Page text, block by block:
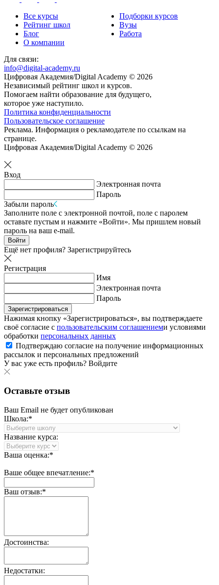
Все курсы
Подборки курсов
Рейтинг школ
Вузы
Блог
Работа
О компании
Для связи:
info@digital-academy.ru
Цифровая Академия/Digital Academy © 2026
Независимый рейтинг школ и курсов.
Помогаем найти образование для будущего,
которое уже наступило.
Политика конфиденциальности
Пользовательское соглашение
Реклама. Информация о рекламодателе по ссылкам на
странице.
Цифровая Академия/Digital Academy © 2026
Вход
Электронная почта
Пароль
Забыли пароль
Заполните поле с электронной почтой, поле с паролем
оставьте пустым и нажмите «Войти». Мы пришлем новый
пароль на ваш e-mail.
Войти
Ещё нет профиля? Зарегистрируйтесь
Регистрация
Имя
Электронная почта
Пароль
Зарегистрироваться
Нажимая кнопку «Зарегистрироваться», вы подтверждаете
своё согласие с пользовательским соглашениеми условиями
обработки персональных данных
Подтверждаю согласие на получение информационных
рассылок и персональных предложений
У вас уже есть профиль? Войдите
Оставьте отзыв
Ваш Email не будет опубликован
Школа:*
Название курса:
Ваша оценка:*
Ваше общее впечатление:*
Ваш отзыв:*
Достоинства:
Недостатки: